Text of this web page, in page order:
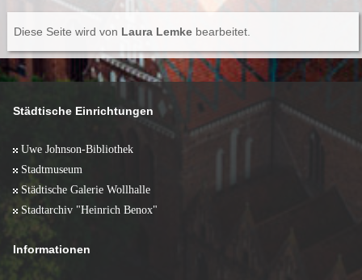
Diese Seite wird von Laura Lemkebearbeitet.
Städtische Einrichtungen
Uwe Johnson-Bibliothek
Stadtmuseum
Städtische Galerie Wollhalle
Stadtarchiv "Heinrich Benox"
Informationen